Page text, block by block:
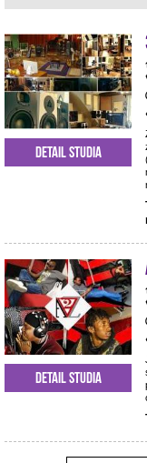
Detail studia
Detail studia